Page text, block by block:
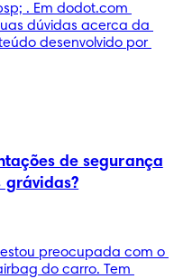
. Em dodot.com
dúvidas acerca da
desenvolvido por
de segurança
grávidas?
preocupada com o
do carro. Tem